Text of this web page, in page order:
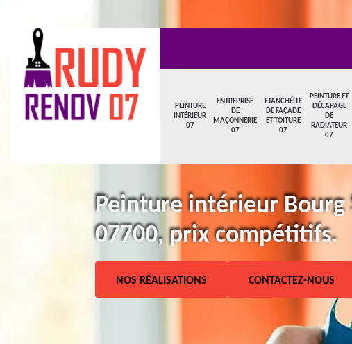
PEINTURE
INTÉRIEUR
07
ENTREPRISE
DE
MAÇONNERIE
07
ETANCHÉITE
DE FAÇADE
ET TOITURE
07
PEINTURE ET
DÉCAPAGE
DE
RADIATEUR
07
Peinture intérieur Bourg
07700, prix compétitifs.
NOS RÉALISATIONS CONTACTEZ-NOUS